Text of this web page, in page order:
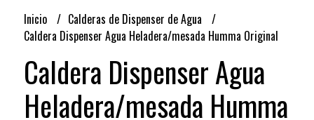
Inicio
Calderas de Dispenser de Agua
Caldera Dispenser Agua Heladera/mesada Humma Original
Caldera Dispenser Agua
Heladera/mesada Humma